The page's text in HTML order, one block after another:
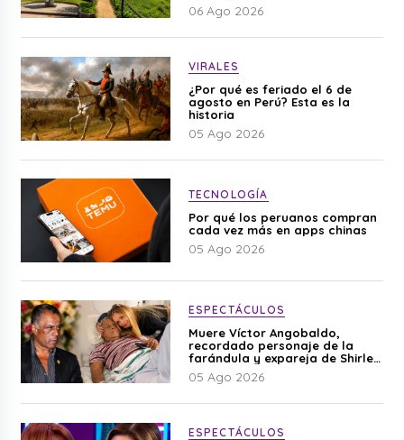
06 Ago 2026
VIRALES
¿Por qué es feriado el 6 de
agosto en Perú? Esta es la
historia
05 Ago 2026
TECNOLOGÍA
Por qué los peruanos compran
cada vez más en apps chinas
05 Ago 2026
ESPECTÁCULOS
Muere Víctor Angobaldo,
recordado personaje de la
farándula y expareja de Shirley
Cherres
05 Ago 2026
ESPECTÁCULOS